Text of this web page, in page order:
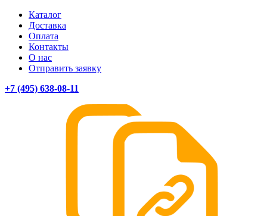
Каталог
Доставка
Оплата
Контакты
О нас
Отправить заявку
+7 (495) 638-08-11